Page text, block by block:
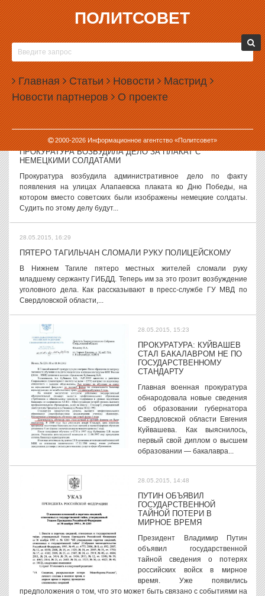
ПОЛИТСОВЕТ
Главная Статьи Новости Мастрид
Новости партнеров О проекте
2000-2026Информационное агентство «Политсовет»
28.05.2015, 17:52
ДЕПУТАТЫ ПЕРЕДУМАЛИ ЗАПРЕЩАТЬ НАЗВАНИЯ
НАРКОТИКОВ
Депутаты Госдумы планируют ко второму чтению убрать из закона
об ответственности за пропаганду наркотиков запрет на
упоминание названий наркотических средств. Впрочем,
официально новая версия проекта...
28.05.2015, 17:16
ПРОКУРАТУРА ВОЗБУДИЛА ДЕЛО ЗА ПЛАКАТ С
НЕМЕЦКИМИ СОЛДАТАМИ
Прокуратура возбудила административное дело по факту
появления на улицах Алапаевска плаката ко Дню Победы, на
котором вместо советских были изображены немецкие солдаты.
Судить по этому делу будут...
28.05.2015, 16:29
ПЯТЕРО ТАГИЛЬЧАН СЛОМАЛИ РУКУ ПОЛИЦЕЙСКОМУ
В Нижнем Тагиле пятеро местных жителей сломали руку
младшему сержанту ГИБДД. Теперь им за это грозит возбуждение
уголовного дела. Как рассказывают в пресс-службе ГУ МВД по
Свердловской области,...
28.05.2015, 15:23
ПРОКУРАТУРА: КУЙВАШЕВ
СТАЛ БАКАЛАВРОМ НЕ ПО
ГОСУДАРСТВЕННОМУ
СТАНДАРТУ
Главная военная прокуратура
обнародовала новые сведения
об образовании губернатора
Свердловской области Евгения
Куйвашева. Как выяснилось,
первый свой диплом о высшем
образовании — бакалавра...
28.05.2015, 14:48
ПУТИН ОБЪЯВИЛ
ГОСУДАРСТВЕННОЙ
ТАЙНОЙ ПОТЕРИ В
МИРНОЕ ВРЕМЯ
Президент Владимир Путин
объявил государственной
тайной сведения о потерях
российских войск в мирное
время. Уже появились
предположения о том, что это может быть связано с событиями на